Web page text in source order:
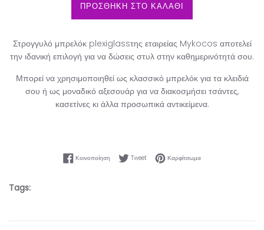
ΠΡΟΣΘΗΚΗ ΣΤΟ ΚΑΛΑΘΙ
Στρογγυλό μπρελόκ plexiglassτης εταιρείας Mykocos αποτελεί
την ιδανική επιλογή για να δώσεις στυλ στην καθημερινότητά σου.
Μπορεί να χρησιμοποιηθεί ως κλασσικό μπρελόκ για τα κλειδιά
σου ή ως μοναδικό αξεσουάρ για να διακοσμήσει τσάντες,
κασετίνες κι άλλα προσωπικά αντικείμενα.
Κοινοποίηση Κοινοποίηση στο Facebook
TweetTweet στο Twitter
ΚαρφίτσωμαΚαρφίτσωμα στο
Tags: